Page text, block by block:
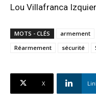
Lou Villafranca
MOTS - CLÉS armement
Réarmement
sécurité
X